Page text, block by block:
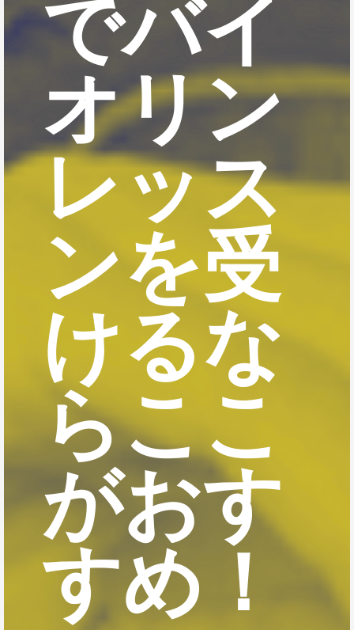
でバイ
オリン
レッス
ンを受
けるな
らここ
がおす
すめ！